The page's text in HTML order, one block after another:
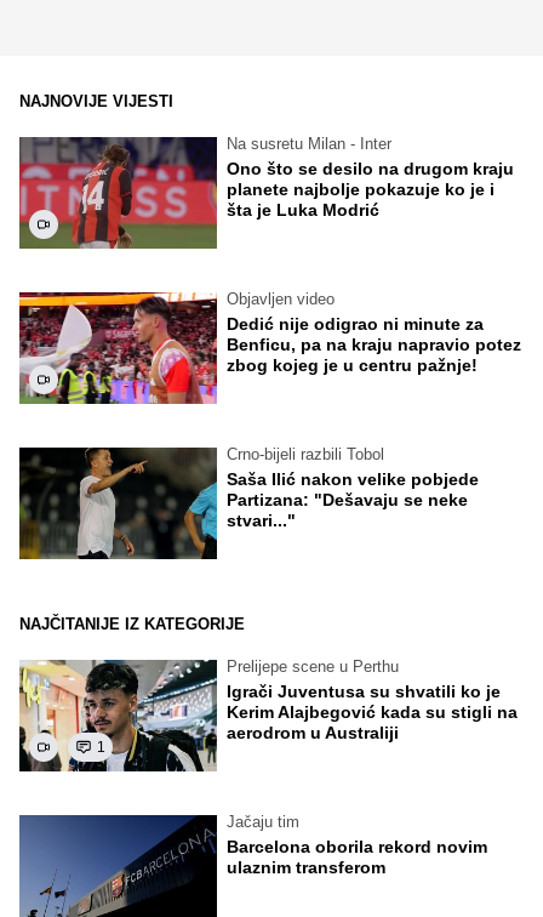
NAJNOVIJE VIJESTI
Na susretu Milan - Inter
Ono što se desilo na drugom kraju
planete najbolje pokazuje ko je i
šta je Luka Modrić
Objavljen video
Dedić nije odigrao ni minute za
Benficu, pa na kraju napravio potez
zbog kojeg je u centru pažnje!
Crno-bijeli razbili Tobol
Saša Ilić nakon velike pobjede
Partizana: "Dešavaju se neke
stvari..."
NAJČITANIJE IZ KATEGORIJE
1
Prelijepe scene u Perthu
Igrači Juventusa su shvatili ko je
Kerim Alajbegović kada su stigli na
aerodrom u Australiji
Jačaju tim
Barcelona oborila rekord novim
ulaznim transferom